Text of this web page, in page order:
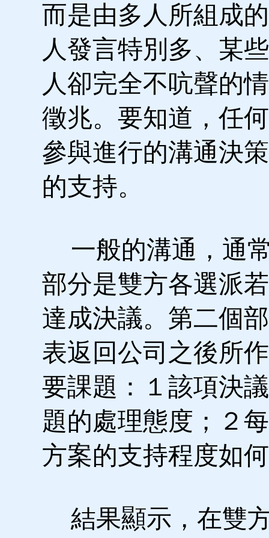
而是由多人所組成
人發言特別多、某
人卻完全不吭聲的
徵兆。要知道，任
參與進行的溝通決
的支持。
一般的溝通，通
部分是雙方各選派
達成決議。第二個
表返回公司之後所
要課題：１該項決
題的處理態度；２
方案的支持程度如
結果顯示，在雙